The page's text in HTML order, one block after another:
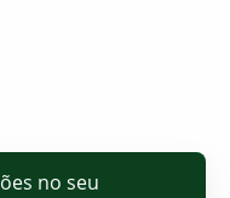
no seu